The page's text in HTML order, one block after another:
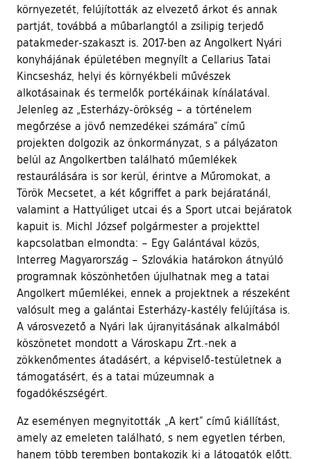
környezetét, felújították az elvezető árkot és annak
partját, továbbá a műbarlangtól a zsilipig terjedő
patakmeder-szakaszt is. 2017-ben az Angolkert Nyári
konyhájának épületében megnyílt a Cellarius Tatai
Kincsesház, helyi és környékbeli művészek
alkotásainak és termelők portékáinak kínálatával.
Jelenleg az „Esterházy-örökség – a történelem
megőrzése a jövő nemzedékei számára” című
projekten dolgozik az önkormányzat, s a pályázaton
belül az Angolkertben található műemlékek
restaurálására is sor kerül, érintve a Műromokat, a
Török Mecsetet, a két kőgriffet a park bejáratánál,
valamint a Hattyúliget utcai és a Sport utcai bejáratok
kapuit is. Michl József polgármester a projekttel
kapcsolatban elmondta: – Egy Galántával közös,
Interreg Magyarország – Szlovákia határokon átnyúló
programnak köszönhetően újulhatnak meg a tatai
Angolkert műemlékei, ennek a projektnek a részeként
valósult meg a galántai Esterházy-kastély felújítása is.
A városvezető a Nyári lak újranyitásának alkalmából
köszönetet mondott a Városkapu Zrt.-nek a
zökkenőmentes átadásért, a képviselő-testületnek a
támogatásért, és a tatai múzeumnak a
fogadókészségért.
Az eseményen megnyitották „A kert” című kiállítást,
amely az emeleten található, s nem egyetlen térben,
hanem több teremben bontakozik ki a látogatók előtt.